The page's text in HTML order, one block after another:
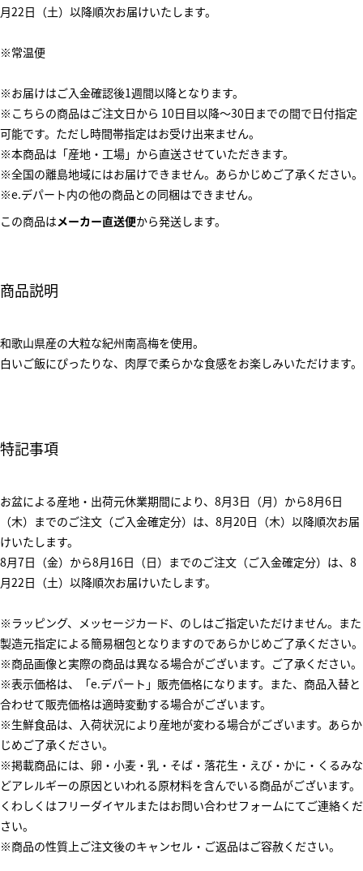
月22日（土）以降順次お届けいたします。
※常温便
※お届けはご入金確認後1週間以降となります。
※こちらの商品はご注文日から 10日目以降～30日までの間で日付指定
可能です。ただし時間帯指定はお受け出来ません。
※本商品は「産地・工場」から直送させていただきます。
※全国の離島地域にはお届けできません。あらかじめご了承ください。
※e.デパート内の他の商品との同梱はできません。
この商品はメーカー直送便から発送します。
商品説明
和歌山県産の大粒な紀州南高梅を使用。
白いご飯にぴったりな、肉厚で柔らかな食感をお楽しみいただけます。
特記事項
お盆による産地・出荷元休業期間により、8月3日（月）から8月6日
（木）までのご注文（ご入金確定分）は、8月20日（木）以降順次お届
けいたします。
8月7日（金）から8月16日（日）までのご注文（ご入金確定分）は、8
月22日（土）以降順次お届けいたします。
※ラッピング、メッセージカード、のしはご指定いただけません。また
製造元指定による簡易梱包となりますのであらかじめご了承ください。
※商品画像と実際の商品は異なる場合がございます。ご了承ください。
※表示価格は、「e.デパート」販売価格になります。また、商品入替と
合わせて販売価格は適時変動する場合がございます。
※生鮮食品は、入荷状況により産地が変わる場合がございます。あらか
じめご了承ください。
※掲載商品には、卵・小麦・乳・そば・落花生・えび・かに・くるみな
どアレルギーの原因といわれる原材料を含んでいる商品がございます。
くわしくはフリーダイヤルまたはお問い合わせフォームにてご連絡くだ
さい。
※商品の性質上ご注文後のキャンセル・ご返品はご容赦ください。